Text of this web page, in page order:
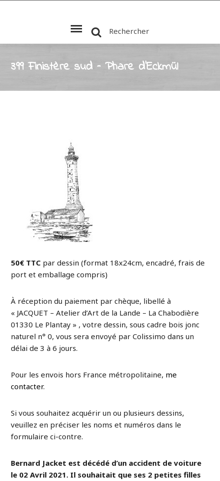
Rechercher
399 Finistère sud – Phare d’Eckmül
50€ TTC par dessin (format 18x24cm, encadré, frais de
port et emballage compris)
À réception du paiement par chèque, libellé à
« JACQUET – Atelier d’Art de la Lande – La Chabodière
01330 Le Plantay » , votre dessin, sous cadre bois jonc
naturel n° 0, vous sera envoyé par Colissimo dans un
délai de 3 à 6 jours.
Pour les envois hors France métropolitaine, me
contacter.
Si vous souhaitez acquérir un ou plusieurs dessins,
veuillez en préciser les noms et numéros dans le
formulaire ci-contre.
Bernard Jacket est décédé d’un accident de voiture
le 02 Avril 2021. Il souhaitait que ses 2 petites filles